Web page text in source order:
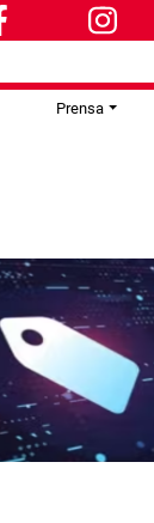
Prensa